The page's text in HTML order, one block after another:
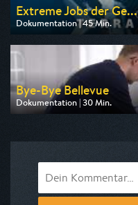
Extreme Jobs der Ge...
Dokumentation | 45 Min.
Ausgestrahlt von ZDF
am 09.08.2026, 23:50
Bye-Bye Bellevue
Dokumentation | 30 Min.
Ausgestrahlt von ARD